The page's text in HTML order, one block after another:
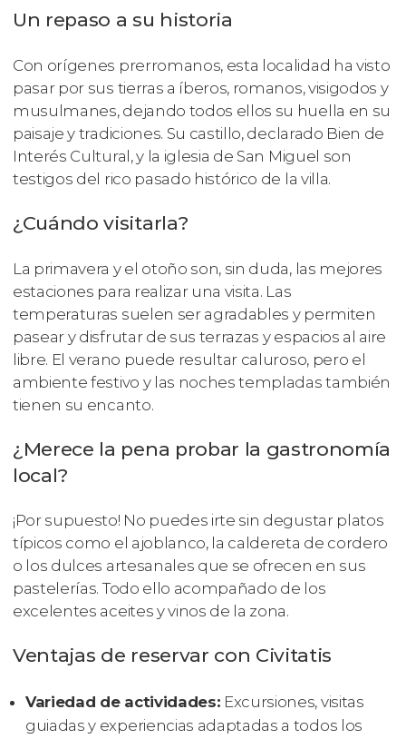
Un repaso a su historia
Con orígenes prerromanos, esta localidad ha visto
pasar por sus tierras a íberos, romanos, visigodos y
musulmanes, dejando todos ellos su huella en su
paisaje y tradiciones. Su castillo, declarado Bien de
Interés Cultural, y la iglesia de San Miguel son
testigos del rico pasado histórico de la villa.
¿Cuándo visitarla?
La primavera y el otoño son, sin duda, las mejores
estaciones para realizar una visita. Las
temperaturas suelen ser agradables y permiten
pasear y disfrutar de sus terrazas y espacios al aire
libre. El verano puede resultar caluroso, pero el
ambiente festivo y las noches templadas también
tienen su encanto.
¿Merece la pena probar la gastronomía
local?
¡Por supuesto! No puedes irte sin degustar platos
típicos como el ajoblanco, la caldereta de cordero
o los dulces artesanales que se ofrecen en sus
pastelerías. Todo ello acompañado de los
excelentes aceites y vinos de la zona.
Ventajas de reservar con Civitatis
Variedad de actividades: Excursiones, visitas
guiadas y experiencias adaptadas a todos los